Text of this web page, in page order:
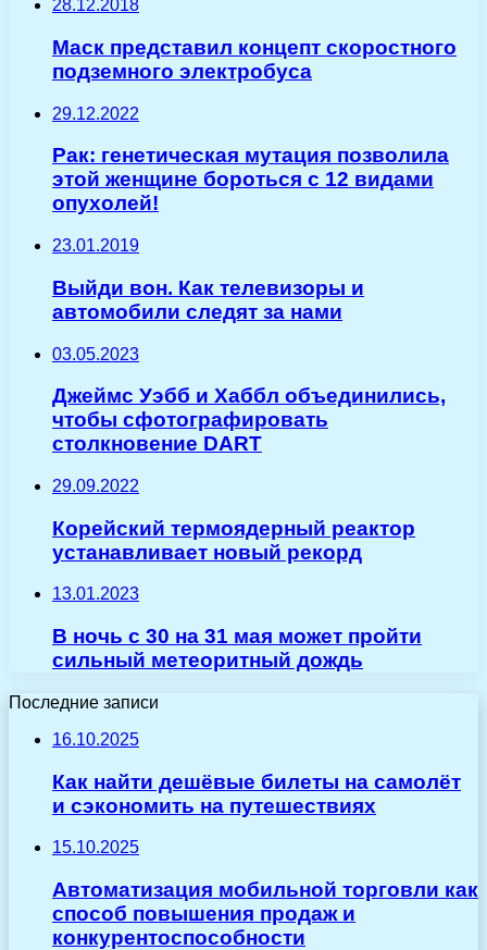
28.12.2018
Маск представил концепт скоростного
подземного электробуса
29.12.2022
Рак: генетическая мутация позволила
этой женщине бороться с 12 видами
опухолей!
23.01.2019
Выйди вон. Как телевизоры и
автомобили следят за нами
03.05.2023
Джеймс Уэбб и Хаббл объединились,
чтобы сфотографировать
столкновение DART
29.09.2022
Корейский термоядерный реактор
устанавливает новый рекорд
13.01.2023
В ночь с 30 на 31 мая может пройти
сильный метеоритный дождь
Последние записи
16.10.2025
Как найти дешёвые билеты на самолёт
и сэкономить на путешествиях
15.10.2025
Автоматизация мобильной торговли как
способ повышения продаж и
конкурентоспособности